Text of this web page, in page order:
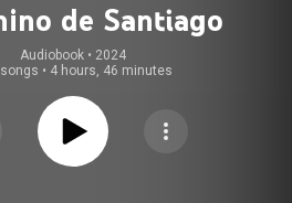
de Santiago
Audiobook • 2024
• 4 hours, 46 minutes